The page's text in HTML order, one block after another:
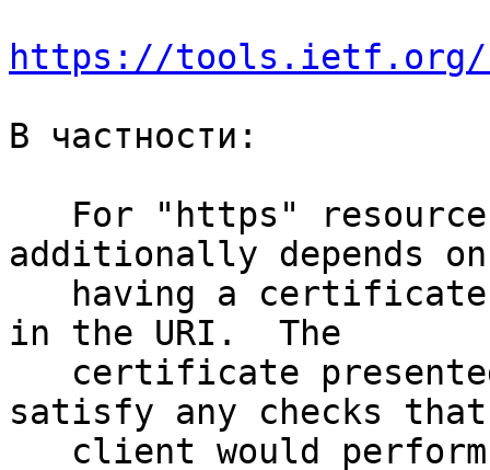
https://tools.ietf.org/
В частности:
additionally depends on
in the URI.  The
satisfy any checks